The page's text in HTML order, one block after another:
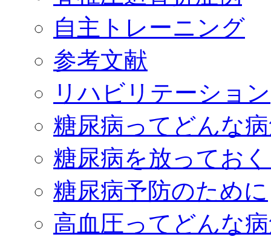
自主トレーニング
参考文献
リハビリテーション
糖尿病ってどんな
糖尿病を放ってお
糖尿病予防のために
高血圧ってどんな